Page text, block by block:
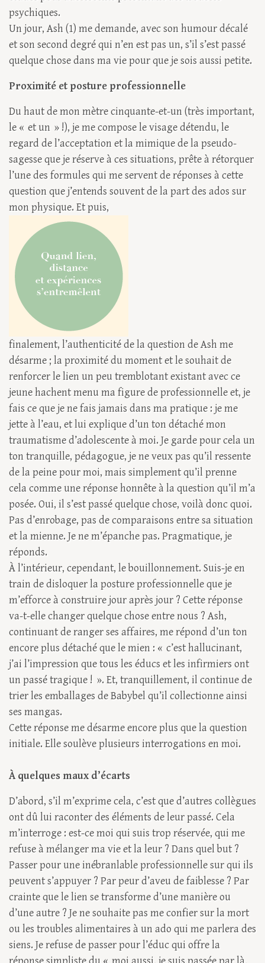
psychiques.
Un jour, Ash (1) me demande, avec son humour décalé
et son second degré qui n’en est pas un, s’il s’est passé
quelque chose dans ma vie pour que je sois aussi petite.
Proximité et posture professionnelle
Du haut de mon mètre cinquante-et-un (très important,
le « et un » !), je me compose le visage détendu, le
regard de l’acceptation et la mimique de la pseudo-
sagesse que je réserve à ces situations, prête à rétorquer
l’une des formules qui me servent de réponses à cette
question que j’entends souvent de la part des ados sur
mon physique. Et puis,
finalement, l’authenticité de la question de Ash me
désarme ; la proximité du moment et le souhait de
renforcer le lien un peu tremblotant existant avec ce
jeune hachent menu ma figure de professionnelle et, je
fais ce que je ne fais jamais dans ma pratique : je me
jette à l’eau, et lui explique d’un ton détaché mon
traumatisme d’adolescente à moi. Je garde pour cela un
ton tranquille, pédagogue, je ne veux pas qu’il ressente
de la peine pour moi, mais simplement qu’il prenne
cela comme une réponse honnête à la question qu’il m’a
posée. Oui, il s’est passé quelque chose, voilà donc quoi.
Pas d’enrobage, pas de comparaisons entre sa situation
et la mienne. Je ne m’épanche pas. Pragmatique, je
réponds.
À l’intérieur, cependant, le bouillonnement. Suis-je en
train de disloquer la posture professionnelle que je
m’efforce à construire jour après jour ? Cette réponse
va-t-elle changer quelque chose entre nous ? Ash,
continuant de ranger ses affaires, me répond d’un ton
encore plus détaché que le mien : « c’est hallucinant,
j’ai l’impression que tous les éducs et les infirmiers ont
un passé tragique ! ». Et, tranquillement, il continue de
trier les emballages de Babybel qu’il collectionne ainsi
ses mangas.
Cette réponse me désarme encore plus que la question
initiale. Elle soulève plusieurs interrogations en moi.
À quelques maux d’écarts
D’abord, s’il m’exprime cela, c’est que d’autres collègues
ont dû lui raconter des éléments de leur passé. Cela
m’interroge : est-ce moi qui suis trop réservée, qui me
refuse à mélanger ma vie et la leur ? Dans quel but ?
Passer pour une inébranlable professionnelle sur qui ils
peuvent s’appuyer ? Par peur d’aveu de faiblesse ? Par
crainte que le lien se transforme d’une manière ou
d’une autre ? Je ne souhaite pas me confier sur la mort
ou les troubles alimentaires à un ado qui me parlera des
siens. Je refuse de passer pour l’éduc qui offre la